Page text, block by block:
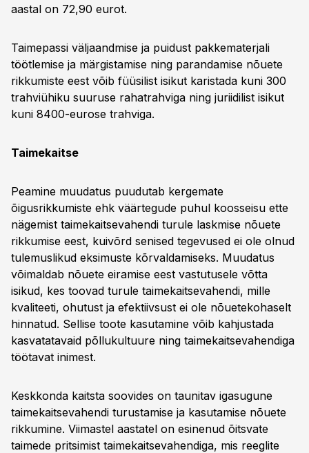
aastal on 72,90 eurot.
Taimepassi väljaandmise ja puidust pakkematerjali
töötlemise ja märgistamise ning parandamise nõuete
rikkumiste eest võib füüsilist isikut karistada kuni 300
trahviühiku suuruse rahatrahviga ning juriidilist isikut
kuni 8400-eurose trahviga.
Taimekaitse
Peamine muudatus puudutab kergemate
õigusrikkumiste ehk väärtegude puhul koosseisu ette
nägemist taimekaitsevahendi turule laskmise nõuete
rikkumise eest, kuivõrd senised tegevused ei ole olnud
tulemuslikud eksimuste kõrvaldamiseks. Muudatus
võimaldab nõuete eiramise eest vastutusele võtta
isikud, kes toovad turule taimekaitsevahendi, mille
kvaliteeti, ohutust ja efektiivsust ei ole nõuetekohaselt
hinnatud. Sellise toote kasutamine võib kahjustada
kasvatatavaid põllukultuure ning taimekaitsevahendiga
töötavat inimest.
Keskkonda kaitsta soovides on taunitav igasugune
taimekaitsevahendi turustamise ja kasutamise nõuete
rikkumine. Viimastel aastatel on esinenud õitsvate
taimede pritsimist taimekaitsevahendiga, mis reeglite